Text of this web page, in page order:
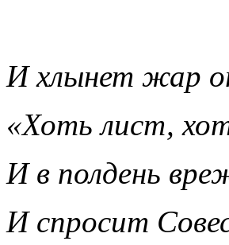
И хлынет жар
«Хоть лист,
И в полдень
И спросит